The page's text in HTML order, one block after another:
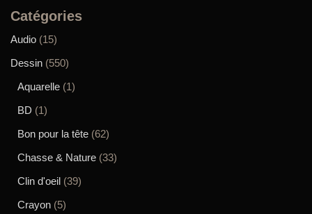
Catégories
Audio (15)
Dessin (550)
Aquarelle (1)
BD (1)
Bon pour la tête (62)
Chasse & Nature (33)
Clin d'oeil (39)
Crayon (5)